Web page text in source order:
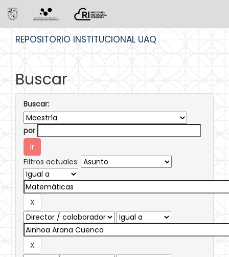
REPOSITORIO INSTITUCIONAL UAQ
Buscar
Buscar:
por
Filtros actuales: